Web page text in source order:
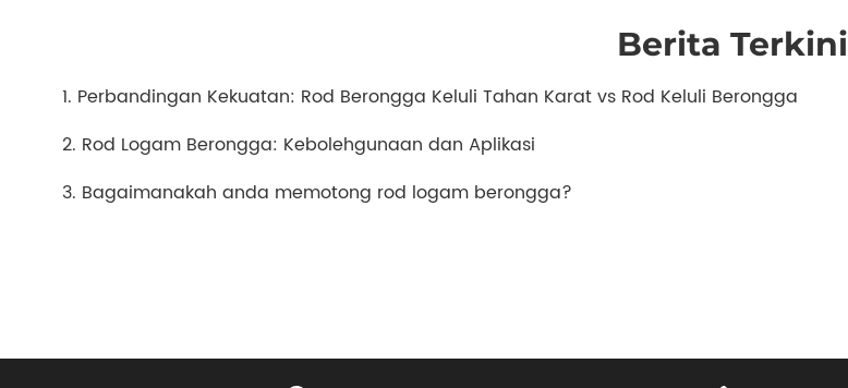
Berita Terkini
1. Perbandingan Kekuatan: Rod Berongga Keluli Tahan Karat vs Rod Keluli Berongga
2. Rod Logam Berongga: Kebolehgunaan dan Aplikasi
3. Bagaimanakah anda memotong rod logam berongga?